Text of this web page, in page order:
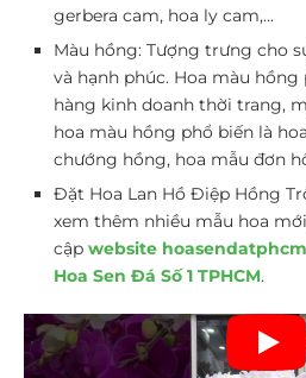
gerbera cam, hoa ly cam,…
Màu hồng: Tượng trưng cho
và hạnh phúc. Hoa màu hồng
hàng kinh doanh thời trang,
hoa màu hồng phổ biến là
chướng hồng, hoa mẫu đơn
Đặt Hoa Lan Hồ Điệp Hồng
xem thêm nhiều mẫu hoa
cập website
Hoa Sen Đá Số 1 TPHCM.